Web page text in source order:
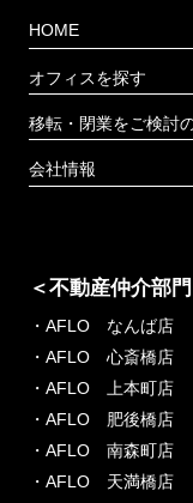
HOME
オフィスを探す
移転・閉業をご検討
会社情報
＜不動産仲介部門
・AFLO なんば店
・AFLO 心斎橋店
・AFLO 上本町店
・AFLO 肥後橋店
・AFLO 南森町店
・AFLO 天満橋店